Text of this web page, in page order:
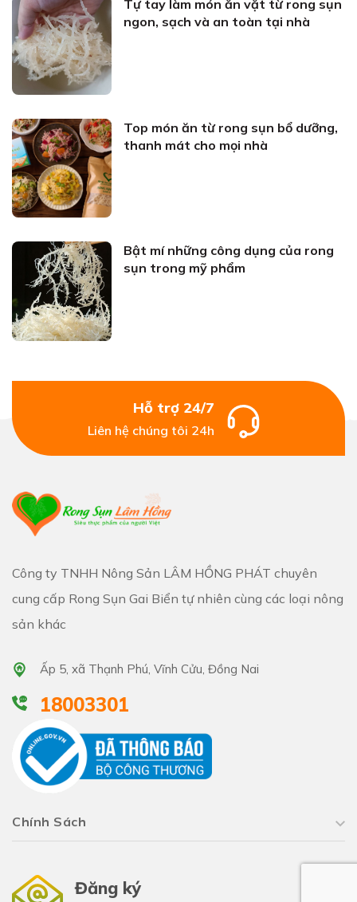
Tự tay làm món ăn vặt từ rong sụn
ngon, sạch và an toàn tại nhà
Top món ăn từ rong sụn bổ dưỡng,
thanh mát cho mọi nhà
Bật mí những công dụng của rong
sụn trong mỹ phẩm
Hỗ trợ 24/7
Liên hệ chúng tôi 24h
Công ty TNHH Nông Sản LÂM HỒNG PHÁT chuyên
cung cấp Rong Sụn Gai Biển tự nhiên cùng các loại nông
sản khác
Ấp 5, xã Thạnh Phú, Vĩnh Cửu, Đồng Nai
18003301
Chính Sách
Đăng ký